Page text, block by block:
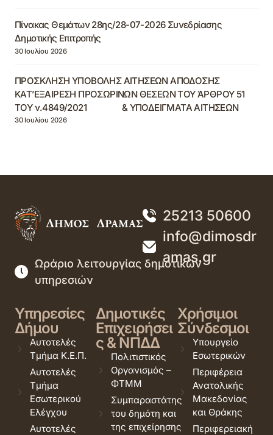
Πίνακας Θεμάτων 28ης/28-07-2026 Συνεδρίασης
Δημοτικής Επιτροπής
30 Ιουλίου 2026
ΠΡΟΣΚΛΗΣΗ ΥΠΟΒΟΛΗΣ ΑΙΤΗΣΕΩΝ ΑΠΟΔΟΣΗΣ
ΚΑΤ’ΕΞΑΙΡΕΣΗ ΠΡΟΣΩΡΙΝΩΝ ΘΕΣΕΩΝ ΤΟΥ ΆΡΘΡΟΥ 51
ΤΟΥ ν.4849/2021 & ΥΠΟΔΕΙΓΜΑΤΑ ΑΙΤΗΣΕΩΝ
30 Ιουλίου 2026
25213 50600
info@dimosdr
amas.gr
Ωράριο λειτουργίας δημοτικών
υπηρεσιών
Υπηρεσίες
Δήμου
Αυτοτελές
Τμήμα Κ.Ε.Π.
Αυτοτελές
Τμήμα
Εσωτερικού
Ελέγχου
Αυτοτελές
Δημοτικές
Επιχειρήσει
ς & ΝΠΔΔ
Πολιτιστικός
Οργανισμός –
ΦΤΜΜ
Συμπαραστάτης
του δημότη και
της επιχείρησης
Χρήσιμοι
Σύνδεσμοι
Υπουργείο
Εσωτερικών
Περιφέρεια
Ανατολικής
Μακεδονίας
και Θράκης
Περιφερειακή